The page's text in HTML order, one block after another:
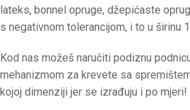
lateks, bonnel opruge, džepićaste
s negativnom tolerancijom, i to u širinu
Kod nas možeš naručiti podiznu
mehanizmom za krevete sa
kojoj dimenziji jer se izrađuju i po mjeri!